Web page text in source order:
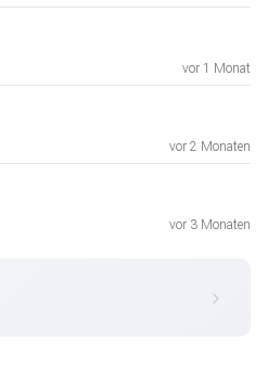
vor 1 Monat
vor 2 Monaten
vor 3 Monaten